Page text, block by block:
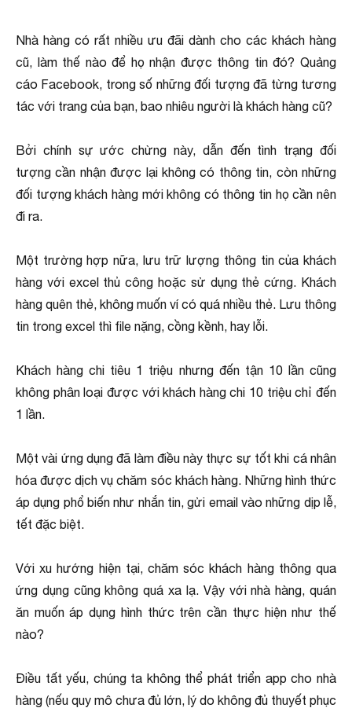
Nhà hàng có rất nhiều ưu đãi dành cho các khách hàng
cũ, làm thế nào để họ nhận được thông tin đó? Quảng
cáo Facebook, trong số những đối tượng đã từng tương
tác với trang của bạn, bao nhiêu người là khách hàng cũ?
Bởi chính sự ước chừng này, dẫn đến tình trạng đối
tượng cần nhận được lại không có thông tin, còn những
đối tượng khách hàng mới không có thông tin họ cần nên
đi ra.
Một trường hợp nữa, lưu trữ lượng thông tin của khách
hàng với excel thủ công hoặc sử dụng thẻ cứng. Khách
hàng quên thẻ, không muốn ví có quá nhiều thẻ. Lưu thông
tin trong excel thì file nặng, cồng kềnh, hay lỗi.
Khách hàng chi tiêu 1 triệu nhưng đến tận 10 lần cũng
không phân loại được với khách hàng chi 10 triệu chỉ đến
1 lần.
Một vài ứng dụng đã làm điều này thực sự tốt khi cá nhân
hóa được dịch vụ chăm sóc khách hàng. Những hình thức
áp dụng phổ biến như nhắn tin, gửi email vào những dịp lễ,
tết đặc biệt.
Với xu hướng hiện tại, chăm sóc khách hàng thông qua
ứng dụng cũng không quá xa lạ. Vậy với nhà hàng, quán
ăn muốn áp dụng hình thức trên cần thực hiện như thế
nào?
Điều tất yếu, chúng ta không thể phát triển app cho nhà
hàng (nếu quy mô chưa đủ lớn, lý do không đủ thuyết phục